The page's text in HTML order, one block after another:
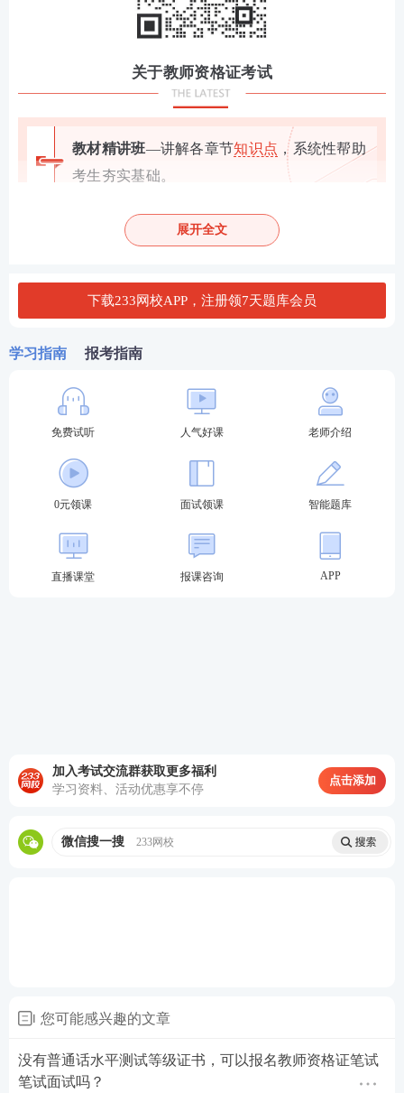
关于教师资格证考试
教材精讲班—讲解各章节知识点 ，系统性帮助
考生夯实基础。
出题的高频考点，把时间用在刀刃上。
对性拆分讲解，帮助考生专项突破得分。
定心丸。
历年真题>> 历年教师资格证真题视频课程学习
在线题库>>
在线刷教师资格证章节练习/模拟试题/历
展开全文
下载233网校APP，注册领7天题库会员
学习指南 报考指南
免费试听 人气好课 老师介绍
0元领课 面试领课 智能题库
直播课堂 报课咨询 APP
加入考试交流群获取更多福利
学习资料、活动优惠享不停
点击添加
微信搜一搜 233网校
您可能感兴趣的文章
没有普通话水平测试等级证书，可以报名教师资格证笔试
笔试面试吗？